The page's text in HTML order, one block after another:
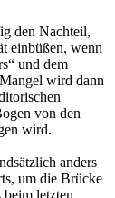
den Nachteil,
einbüßen, wenn
und dem
wird dann
von den
wird.
anders
um die Brücke